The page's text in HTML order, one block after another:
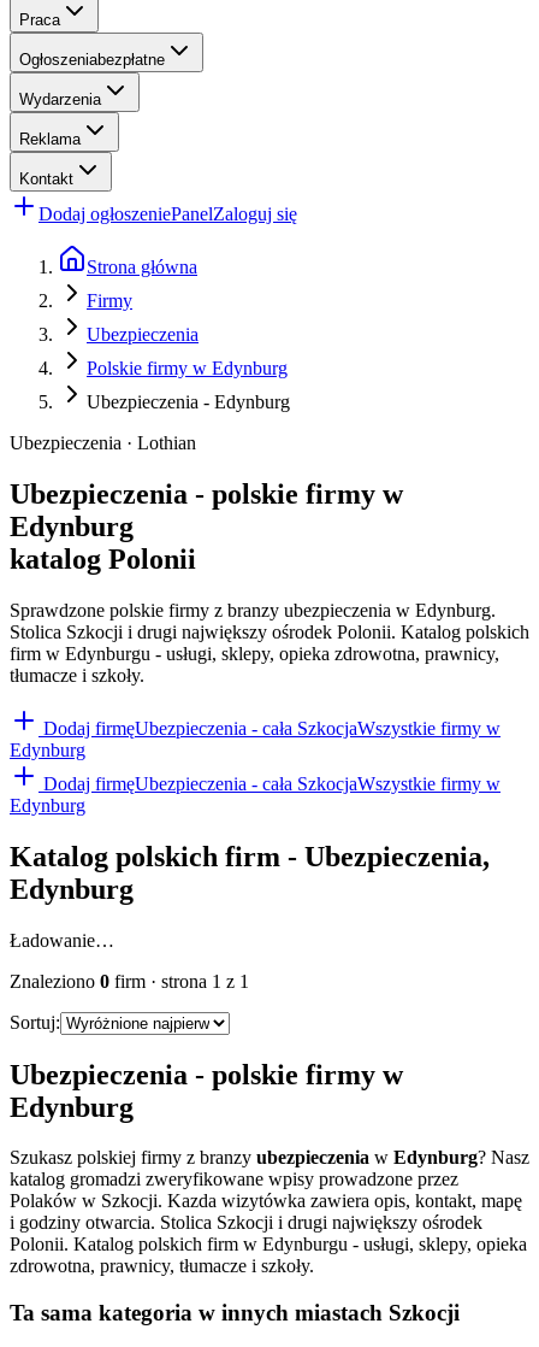
Praca
Ogłoszeniabezpłatne
Wydarzenia
Reklama
Kontakt
Dodaj ogłoszeniePanelZaloguj się
Strona główna
Firmy
Ubezpieczenia
Polskie firmy w Edynburg
Ubezpieczenia - Edynburg
Ubezpieczenia · Lothian
Ubezpieczenia - polskie firmy w
Edynburg
katalog Polonii
Sprawdzone polskie firmy z branzy ubezpieczenia w Edynburg.
Stolica Szkocji i drugi największy ośrodek Polonii. Katalog polskich
firm w Edynburgu - usługi, sklepy, opieka zdrowotna, prawnicy,
tłumacze i szkoły.
Dodaj firmęUbezpieczenia - cała SzkocjaWszystkie firmy w
Edynburg
Dodaj firmęUbezpieczenia - cała SzkocjaWszystkie firmy w
Edynburg
Katalog polskich firm - Ubezpieczenia,
Edynburg
Ładowanie…
Znaleziono 0 firm · strona 1 z 1
Sortuj:
Ubezpieczenia - polskie firmy w
Edynburg
Szukasz polskiej firmy z branzy ubezpieczenia w Edynburg? Nasz
katalog gromadzi zweryfikowane wpisy prowadzone przez
Polaków w Szkocji. Kazda wizytówka zawiera opis, kontakt, mapę
i godziny otwarcia. Stolica Szkocji i drugi największy ośrodek
Polonii. Katalog polskich firm w Edynburgu - usługi, sklepy, opieka
zdrowotna, prawnicy, tłumacze i szkoły.
Ta sama kategoria w innych miastach Szkocji